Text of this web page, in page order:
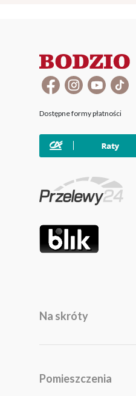
Dostępne formy płatności
Na skróty
Pomieszczenia
Pomieszczenia